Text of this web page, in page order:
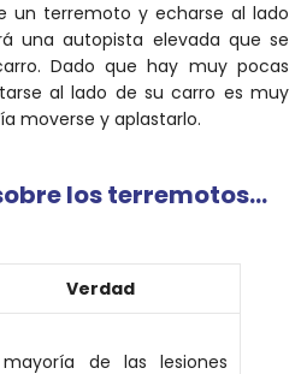
un terremoto y echarse al lado
una autopista elevada que se
Dado que hay muy pocas
al lado de su carro es muy
moverse y aplastarlo.
los terremotos…
Verdad
de las lesiones